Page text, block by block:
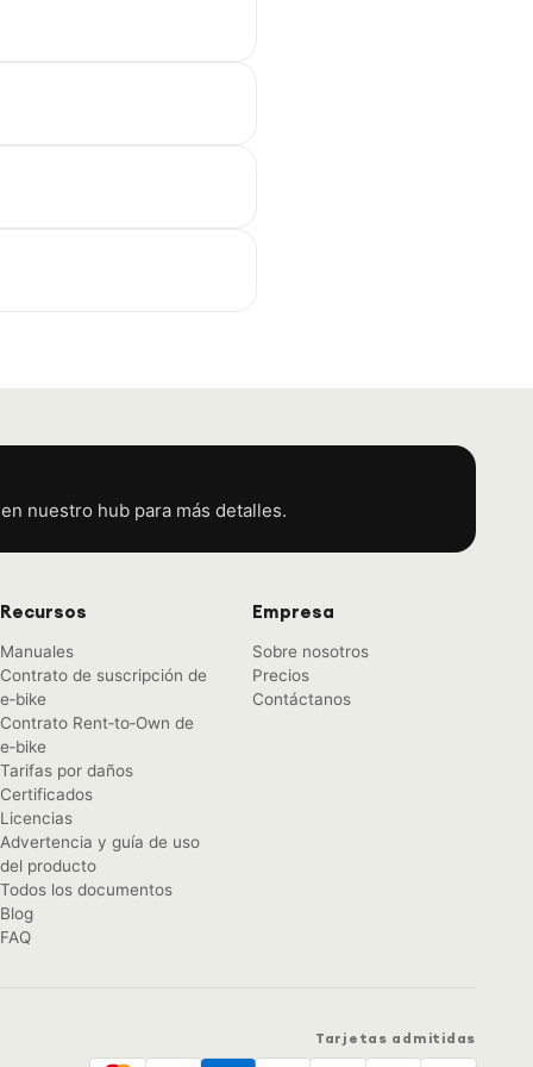
nuestro hub para más detalles.
Recursos
Manuales
Contrato de suscripción de
e‑bike
Contrato Rent‑to‑Own de
e‑bike
Tarifas por daños
Certificados
Licencias
Advertencia y guía de uso
del producto
Todos los documentos
Blog
FAQ
Empresa
Sobre nosotros
Precios
Contáctanos
Tarjetas admitidas